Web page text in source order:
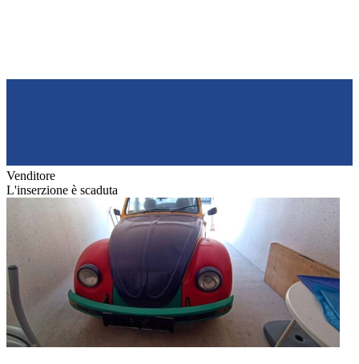
Venditore
L'inserzione è scaduta